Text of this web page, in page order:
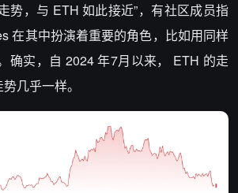
势，与 ETH 如此接近”，有社区成员指
在其中扮演着重要的角色，比如用同样
确实，自 2024 年7月以来， ETH 的走
几乎一样。